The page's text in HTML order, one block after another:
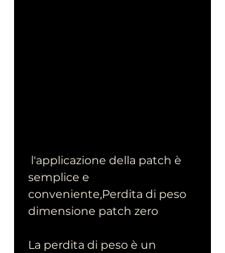
semplice e
conveniente,Perdita di peso
dimensione patch zero
La perdita di peso è un